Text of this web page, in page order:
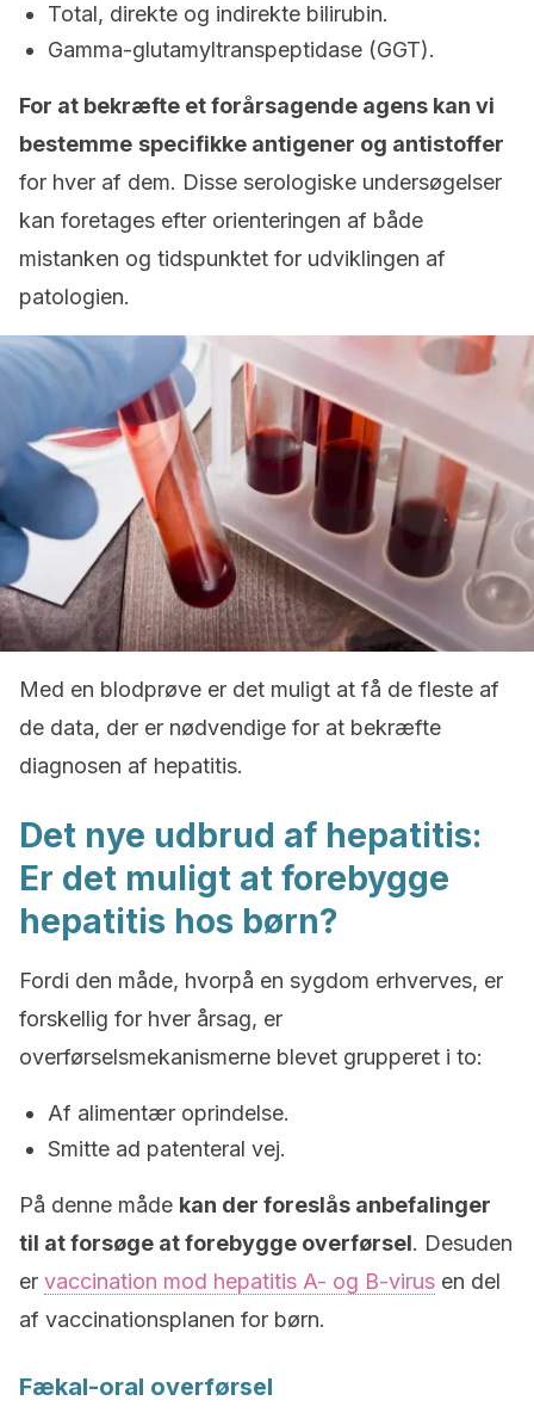
Total, direkte og indirekte bilirubin.
Gamma-glutamyltranspeptidase (GGT).
For at bekræfte et forårsagende agens kan vi
bestemme specifikke antigener og antistoffer
for hver af dem. Disse serologiske undersøgelser
kan foretages efter orienteringen af både
mistanken og tidspunktet for udviklingen af
patologien.
Med en blodprøve er det muligt at få de fleste af
de data, der er nødvendige for at bekræfte
diagnosen af hepatitis.
Det nye udbrud af hepatitis:
Er det muligt at forebygge
hepatitis hos børn?
Fordi den måde, hvorpå en sygdom erhverves, er
forskellig for hver årsag, er
overførselsmekanismerne blevet grupperet i to:
Af alimentær oprindelse.
Smitte ad patenteral vej.
På denne måde kan der foreslås anbefalinger
til at forsøge at forebygge overførsel. Desuden
er vaccination mod hepatitis A- og B-virus en del
af vaccinationsplanen for børn.
Fækal-oral overførsel